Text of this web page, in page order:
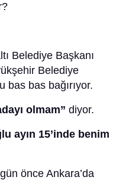
Belediye Başkanı
Belediye
bas bas bağırıyor.
olmam” diyor.
ayın 15’inde benim
önce Ankara’da